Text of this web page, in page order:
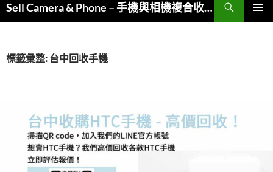
Sell Camera & Phone – 手機與相機複合收購
尋
標籤彙整: 台中回收手機